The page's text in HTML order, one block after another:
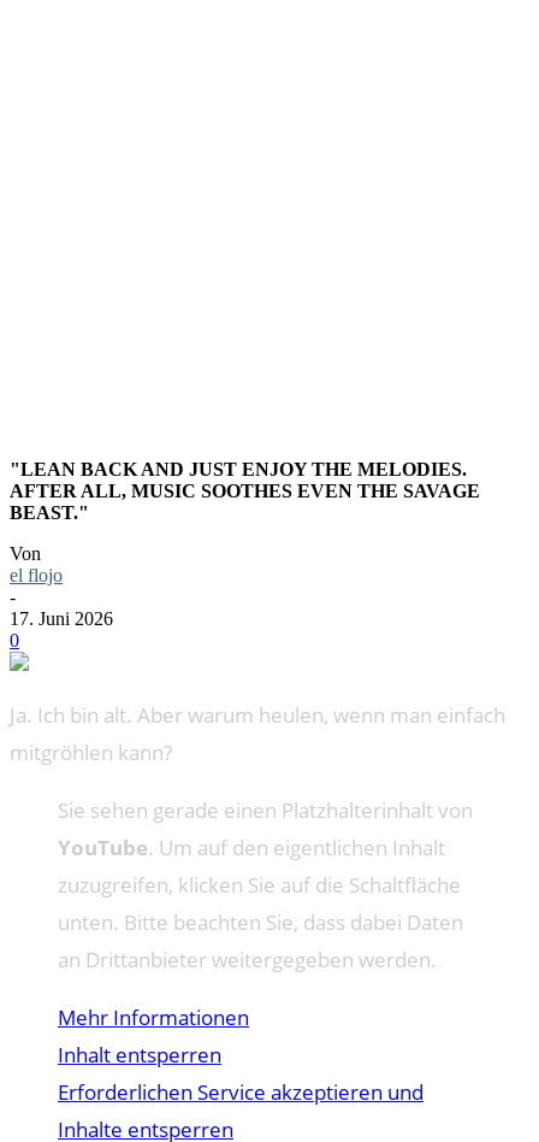
"LEAN BACK AND JUST ENJOY THE MELODIES.
AFTER ALL, MUSIC SOOTHES EVEN THE SAVAGE
BEAST."
Von
el flojo
-
17. Juni 2026
0
Ja. Ich bin alt. Aber warum heulen, wenn man einfach
mitgröhlen kann?
Sie sehen gerade einen Platzhalterinhalt von
YouTube. Um auf den eigentlichen Inhalt
zuzugreifen, klicken Sie auf die Schaltfläche
unten. Bitte beachten Sie, dass dabei Daten
an Drittanbieter weitergegeben werden.
Mehr Informationen
Inhalt entsperren
Erforderlichen Service akzeptieren und
Inhalte entsperren